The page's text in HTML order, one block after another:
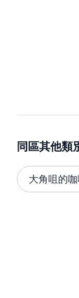
同區其他類
大角咀的